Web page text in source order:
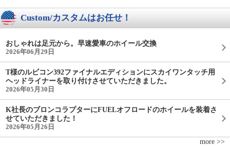
Custom/カスタムはお任せ！
おしゃれは足元から。早速愛車のホイール交換
2026年06月29日
T様のルビコン392ファイナルエディションにスカイワンタッチ用
ヘッドライナーを取り付けさせていただきました。
2026年05月30日
K社長のブロンコラプターにFUELオフロードのホイールを装着さ
せていただきました！
2026年05月26日
more >>